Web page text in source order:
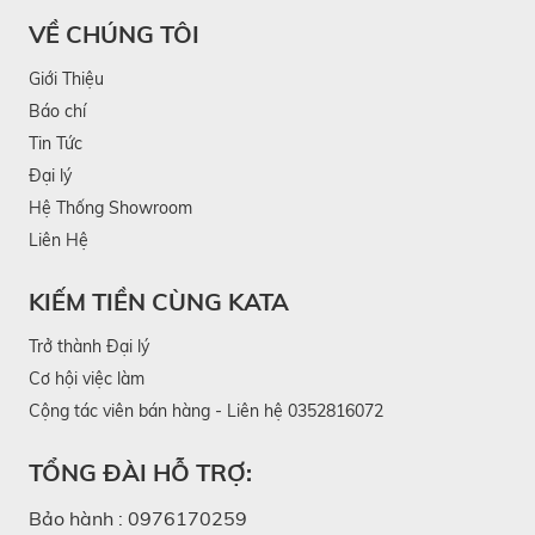
Hướng dẫn sử dụng súng massage
KATA MG30
Vui lòng đọc kỹ sách hướng dẫn sử dụng súng
đây là hướng dẫn cơ bản làm quen với thiết bị:
Đèn cảnh báo
VỀ CHÚNG TÔI
Giới Thiệu
Báo chí
Tin Tức
Đại lý
Hệ Thống Showroom
Liên Hệ
KIẾM TIỀN CÙNG KATA
Trở thành Đại lý
Cơ hội việc làm
Cộng tác viên bán hàng - Liên hệ 0352816072
TỔNG ĐÀI HỖ TRỢ:
Bảo hành : 0976170259